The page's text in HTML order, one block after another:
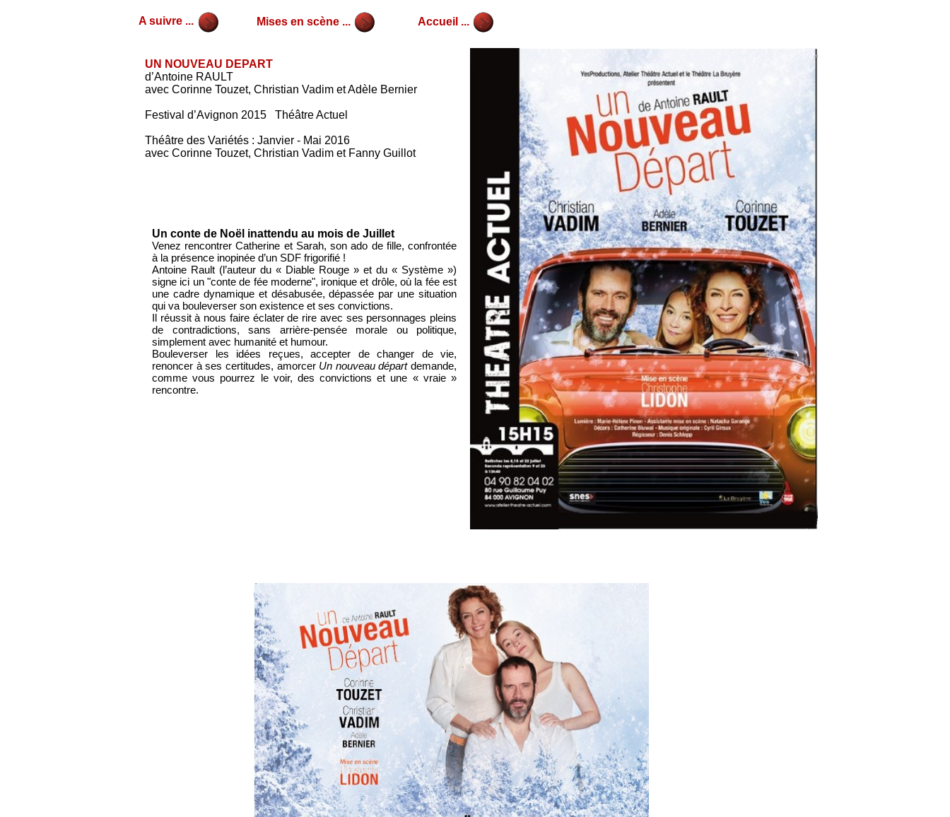
Accueil ...
Mises en scène ...
A suivre ...
UN NOUVEAU DEPART
d’Antoine RAULT
avec Corinne Touzet, Christian Vadim et Adèle Bernier
Festival d’Avignon 2015 Théâtre Actuel
Théâtre des Variétés : Janvier - Mai 2016
avec Corinne Touzet, Christian Vadim et Fanny Guillot
Un conte de Noël inattendu au mois de Juillet
Venez rencontrer Catherine et Sarah, son ado de fille, confrontée
à la présence inopinée d’un SDF frigorifié !
Antoine Rault (l’auteur du « Diable Rouge » et du « Système »)
signe ici un "conte de fée moderne", ironique et drôle, où la fée est
une cadre dynamique et désabusée, dépassée par une situation
qui va bouleverser son existence et ses convictions.
Il réussit à nous faire éclater de rire avec ses personnages pleins
de contradictions, sans arrière-pensée morale ou politique,
simplement avec humanité et humour.
Bouleverser les idées reçues, accepter de changer de vie,
renoncer à ses certitudes, amorcer Un nouveau départ demande,
comme vous pourrez le voir, des convictions et une « vraie »
rencontre.